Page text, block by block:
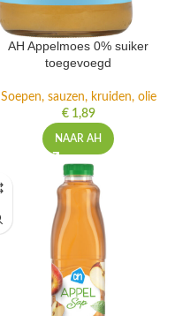
AH Appelmoes 0% suiker
toegevoegd
Soepen, sauzen, kruiden, olie
€1,89
NAAR AH